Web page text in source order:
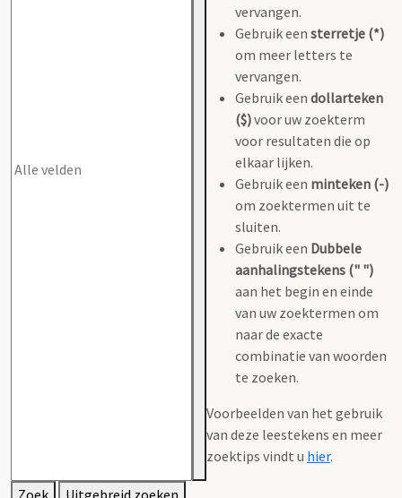
vervangen.
Gebruik een sterretje (*)
om meer letters te
vervangen.
Gebruik een dollarteken
($)voor uw zoekterm
voor resultaten die op
elkaar lijken.
Gebruik een minteken (-)
om zoektermen uit te
sluiten.
Gebruik een Dubbele
aanhalingstekens (" ")
aan het begin en einde
van uw zoektermen om
naar de exacte
combinatie van woorden
te zoeken.
Voorbeelden van het gebruik
van deze leestekens en meer
zoektips vindt u hier.
Zoek
Uitgebreid zoeken